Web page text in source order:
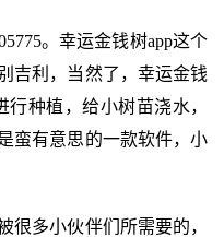
。幸运金钱树app这个
吉利，当然了，幸运金钱
种植，给小树苗浇水，
蛮有意思的一款软件，小
很多小伙伴们所需要的，